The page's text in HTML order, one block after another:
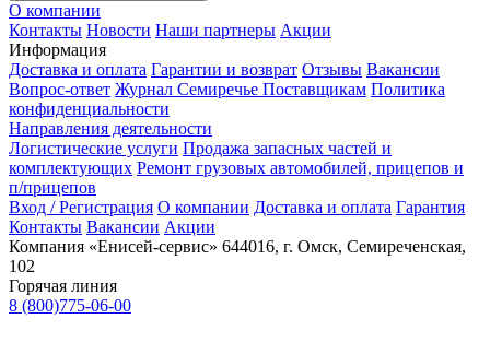
О компании
Контакты Новости Наши партнеры Акции
Информация
Доставка и оплата Гарантии и возврат Отзывы Вакансии
Вопрос-ответ Журнал Семиречье Поставщикам Политика
конфиденциальности
Направления деятельности
Логистические услуги Продажа запасных частей и
комплектующих Ремонт грузовых автомобилей, прицепов и
п/прицепов
Вход / Регистрация О компании Доставка и оплата Гарантия
Контакты Вакансии Акции
Компания «Енисей-сервис» 644016, г. Омск, Семиреченская,
102
Горячая линия
8 (800)775-06-00